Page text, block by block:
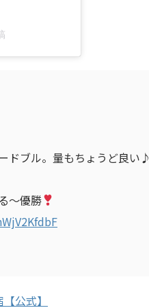
ドブル。量もちょうど良い♪
〜優勝
公式】